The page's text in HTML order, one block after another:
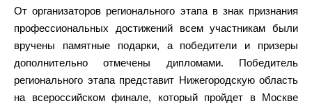
От организаторов регионального этапа в знак признания
профессиональных достижений всем участникам были
вручены памятные подарки, а победители и призеры
дополнительно отмечены дипломами. Победитель
регионального этапа представит Нижегородскую область
на всероссийском финале, который пройдет в Москве